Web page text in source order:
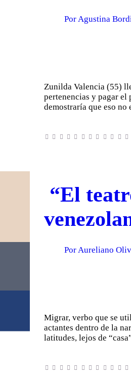
Por Agustina
Zunilda Valencia (55)
pertenencias y pagar el
demostraría que eso
“El
Por Aureliano
Migrar, verbo que se
actantes dentro de la
latitudes, lejos de